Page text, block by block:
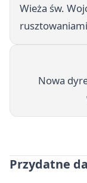
Wieża św.
Nowa
Przydatne